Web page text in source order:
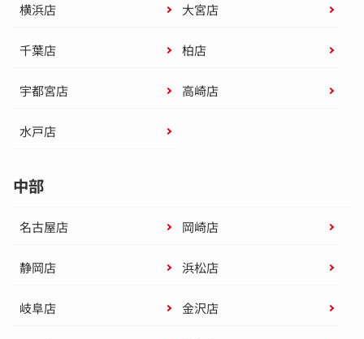
横浜店 大宮店
千葉店 柏店
宇都宮店 高崎店
水戸店
中部
名古屋店 岡崎店
静岡店 浜松店
岐阜店 金沢店